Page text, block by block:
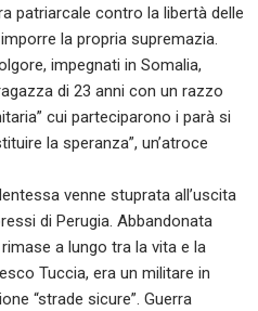
patriarcale contro la libertà delle
la propria supremazia.
impegnati in Somalia,
di 23 anni con un razzo
cui parteciparono i parà si
la speranza”, un’atroce
venne stuprata all’uscita
di Perugia. Abbandonata
a lungo tra la vita e la
Tuccia, era un militare in
“strade sicure”. Guerra